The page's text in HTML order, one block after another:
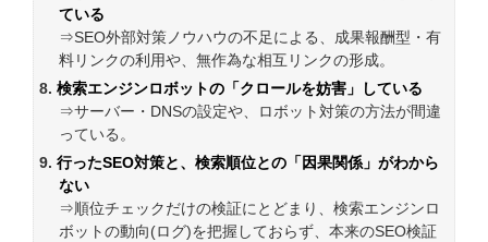
ている
⇒SEO外部対策ノウハウの不足による、成果報酬型・有
料リンクの利用や、無作為な相互リンクの形成。
検索エンジンロボットの「クロールを妨害」している
⇒サーバー・DNSの設定や、ロボット対策の方法が間違
っている。
行ったSEO対策と、検索順位との「因果関係」がわから
ない
⇒順位チェックだけの検証にとどまり、検索エンジンロ
ボットの動向(ログ)を把握しておらず、本来のSEO検証